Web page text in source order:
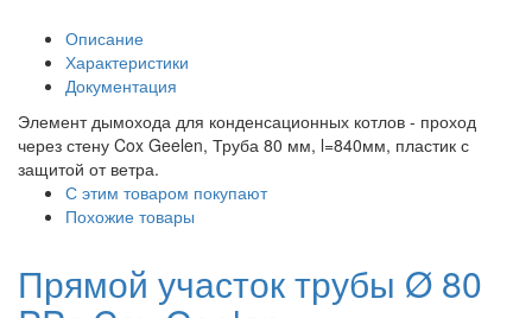
Описание
Характеристики
Документация
Элемент дымохода для конденсационных котлов - проход
через стену Cox Geelen, Труба 80 мм, l=840мм, пластик с
защитой от ветра.
С этим товаром покупают
Похожие товары
Прямой участок трубы Ø 80